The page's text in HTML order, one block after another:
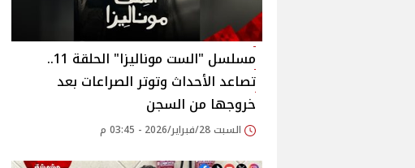
مسلسل "الست موناليزا" الحلقة 11..
تصاعد الأحداث وتوتر الصراعات بعد
خروجها من السجن
السبت 28/فبراير/2026 - 03:45 م